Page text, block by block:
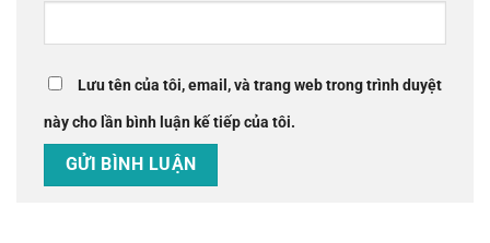
Lưu tên của tôi, email, và trang web trong trình duyệt
này cho lần bình luận kế tiếp của tôi.